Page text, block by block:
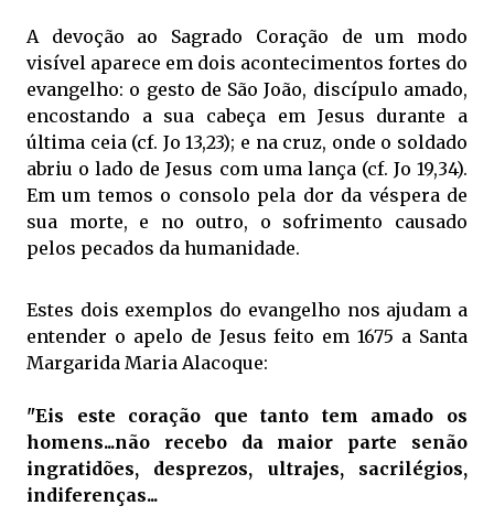
A devoção ao Sagrado Coração de um modo
visível aparece em dois acontecimentos fortes do
evangelho: o gesto de São João, discípulo amado,
encostando a sua cabeça em Jesus durante a
última ceia (cf. Jo 13,23); e na cruz, onde o soldado
abriu o lado de Jesus com uma lança (cf. Jo 19,34).
Em um temos o consolo pela dor da véspera de
sua morte, e no outro, o sofrimento causado
pelos pecados da humanidade.
Estes dois exemplos do evangelho nos ajudam a
entender o apelo de Jesus feito em 1675 a Santa
Margarida Maria Alacoque:
"Eis este coração que tanto tem amado os
homens...não recebo da maior parte senão
ingratidões, desprezos, ultrajes, sacrilégios,
indiferenças...